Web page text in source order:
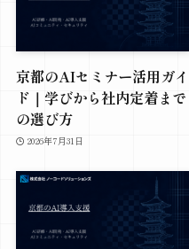
京都のAIセミナー活用ガイ
ド｜学びから社内定着まで
の選び方
2026年7月31日